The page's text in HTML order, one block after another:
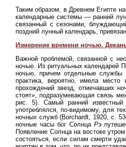
Таким образом, в Древнем Египте
календарные системы — ранний
связанный с сезонами,
поздний лунный календарь,
Измерение времени ночью.
Важной проблемой, связанной с
ночью. Из ритуальных календарей
ночью, причем отдельные службы
практика, вероятно, имела
прохождений звезд, отмечавших
стоят», подразумевающая связь
рис. 5). Самый ранний
употреблялся, по-видимому, для
ночных служб (Borchardt, 1920, с.
ночные часы бог СолнцаРэ
Появление Солнца на востоке
состояться, если силам смерти